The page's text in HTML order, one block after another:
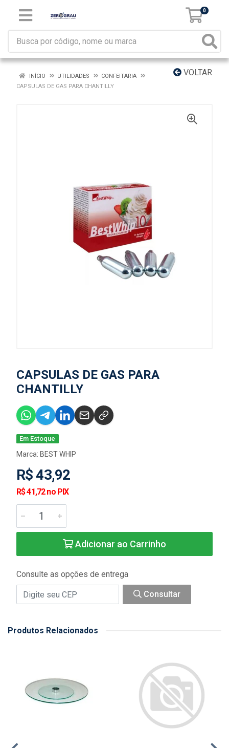
0
VOLTAR
INÍCIO UTILIDADES
CONFEITARIA
CAPSULAS DE GAS PARA CHANTILLY
CAPSULAS DE GAS PARA
CHANTILLY
Em Estoque
Marca: BEST WHIP
R$ 43,92
R$ 41,72 no PIX
Adicionar ao Carrinho
Consulte as opções de entrega
Consultar
Produtos Relacionados